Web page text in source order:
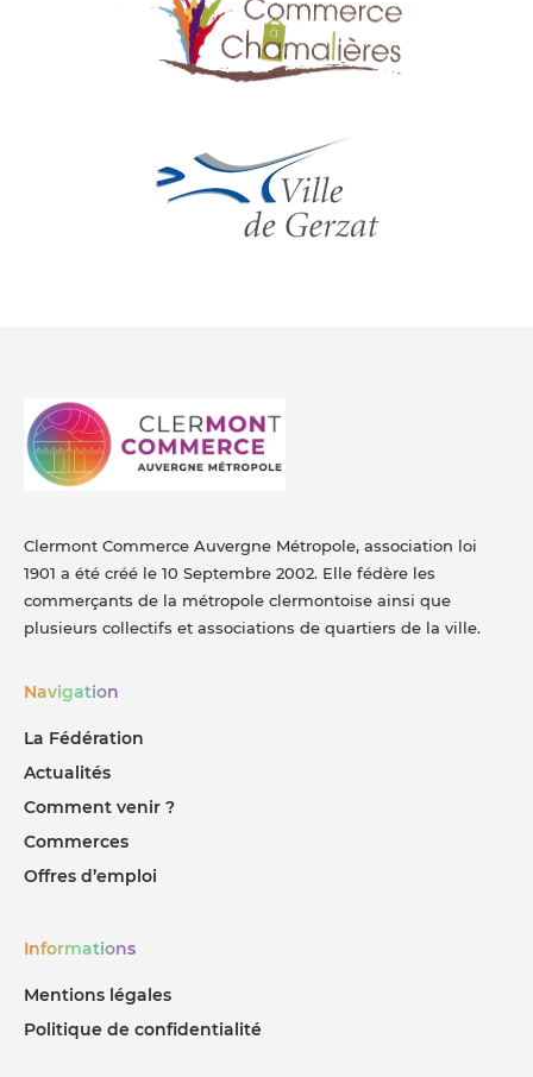
Clermont Commerce Auvergne Métropole, association loi
1901 a été créé le 10 Septembre 2002. Elle fédère les
commerçants de la métropole clermontoise ainsi que
plusieurs collectifs et associations de quartiers de la ville.
Navigation
La Fédération
Actualités
Comment venir ?
Commerces
Offres d’emploi
Informations
Mentions légales
Politique de confidentialité